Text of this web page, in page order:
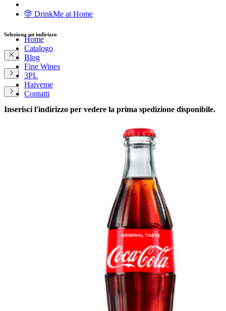
DrinkMe at Home
Home
Catalogo
Blog
Fine Wines
3PL
Haiveme
Contatti
Seleziona un indirizzo
Inserisci l'indirizzo per vedere la prima spedizione disponibile.